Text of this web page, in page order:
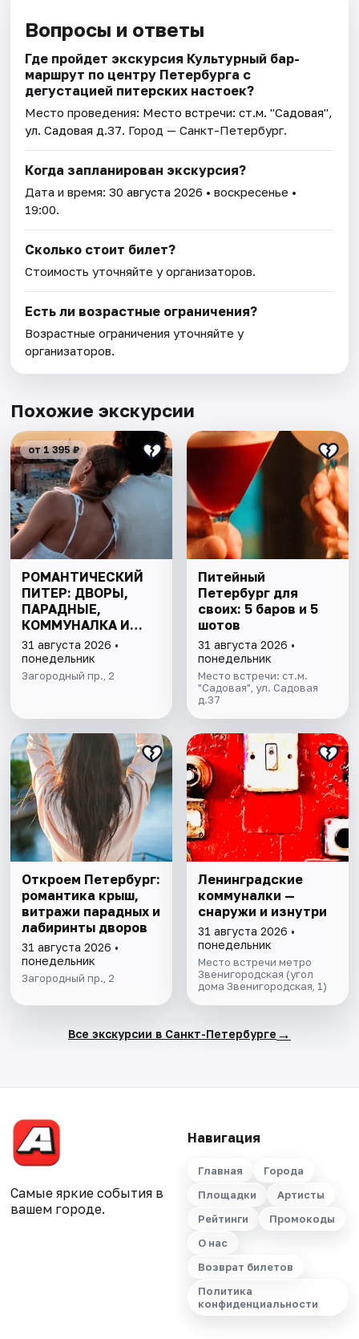
Вопросы и ответы
Где пройдет экскурсия Культурный бар-
маршрут по центру Петербурга с
дегустацией питерских настоек?
Место проведения: Место встречи: ст.м. "Садовая",
ул. Садовая д.37. Город — Санкт-Петербург.
Когда запланирован экскурсия?
Дата и время:30 августа 2026 • воскресенье •
19:00.
Сколько стоит билет?
Стоимость уточняйте у организаторов.
Есть ли возрастные ограничения?
Возрастные ограничения уточняйте у
организаторов.
Похожие экскурсии
от 1 395 ₽
РОМАНТИЧЕСКИЙ
ПИТЕР: ДВОРЫ,
ПАРАДНЫЕ,
КОММУНАЛКА И
КРЫША
31 августа 2026 •
понедельник
Загородный пр., 2
Питейный
Петербург для
своих: 5 баров и 5
шотов
31 августа 2026 •
понедельник
Место встречи: ст.м.
"Садовая", ул. Садовая
д.37
Откроем Петербург:
романтика крыш,
витражи парадных и
лабиринты дворов
31 августа 2026 •
понедельник
Загородный пр., 2
Ленинградские
коммуналки —
снаружи и изнутри
31 августа 2026 •
понедельник
Место встречи метро
Звенигородская (угол
дома Звенигородская, 1)
Все экскурсии в Санкт-Петербурге →
Самые яркие события в
вашем городе.
Навигация
Главная
Города
Площадки
Артисты
Рейтинги
Промокоды
О нас
Возврат билетов
Политика
конфиденциальности